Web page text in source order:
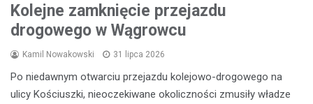
Kolejne zamknięcie przejazdu
drogowego w Wągrowcu
Kamil Nowakowski 31 lipca 2026
Po niedawnym otwarciu przejazdu kolejowo-drogowego na
ulicy Kościuszki, nieoczekiwane okoliczności zmusiły władze